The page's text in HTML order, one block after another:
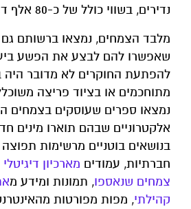
נדירים, בשווי כולל של כ-80 אלף דולר.
מלבד הצמחים, נמצאו ברשותם
שאפשרו להם לבצע את הפשע
להפתעת החוקרים לא מדובר היה
מתוחכמים או בציוד פריצה
נמצאו ספרים שעוסקים בצמחים
אלקטרוניים שבהם תוארו מינים
בנושאים בוטניים מרשימות
חברתיות, עמודים מארכיון
צמחים שנאספו, תמונות ומידע מ
קהילתי, מפות מפורטות